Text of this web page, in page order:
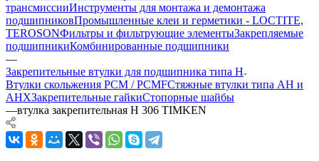
трансмиссииИнструменты для монтажа и демонтажа
подшипниковПромышленные клеи и герметики - LOCTITE,
TEROSONФильтры и фильтрующие элементыЗакрепляемые
подшипникиКомбинированные подшипники
—
Закрепительные втулки для подшипника типа H
Втулки скольжения PCM / PCMFСтяжные втулки типа AH и
AHXЗакрепительные гайкиСтопорные шайбы
—втулка закрепительная H 306 TIMKEN